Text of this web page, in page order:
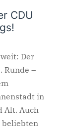
CDU
Der
Runde –
in
Alt. Auch
beliebten